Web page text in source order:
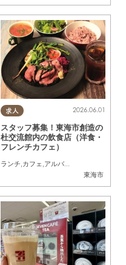
クーポン
求人
東海市
2026.06.01
スタッフ募集！東海市創造の
杜交流館内の飲食店（洋食・
フレンチカフェ）
ランチ,カフェ,アルバイト